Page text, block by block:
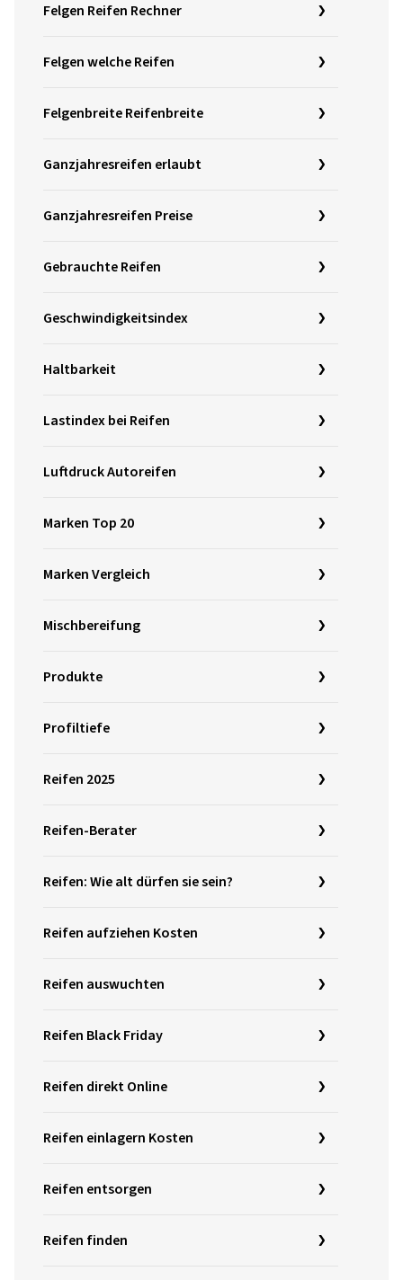
Felgen Reifen Rechner
Felgen welche Reifen
Felgenbreite Reifenbreite
Ganzjahresreifen erlaubt
Ganzjahresreifen Preise
Gebrauchte Reifen
Geschwindigkeitsindex
Haltbarkeit
Lastindex bei Reifen
Luftdruck Autoreifen
Marken Top 20
Marken Vergleich
Mischbereifung
Produkte
Profiltiefe
Reifen 2025
Reifen-Berater
Reifen: Wie alt dürfen sie sein?
Reifen aufziehen Kosten
Reifen auswuchten
Reifen Black Friday
Reifen direkt Online
Reifen einlagern Kosten
Reifen entsorgen
Reifen finden